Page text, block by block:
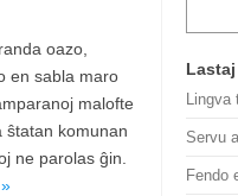
oazo,
en sabla maro
malofte
ŝtatan komunan
ne parolas ĝin.
Lingva
Servu
Fendo